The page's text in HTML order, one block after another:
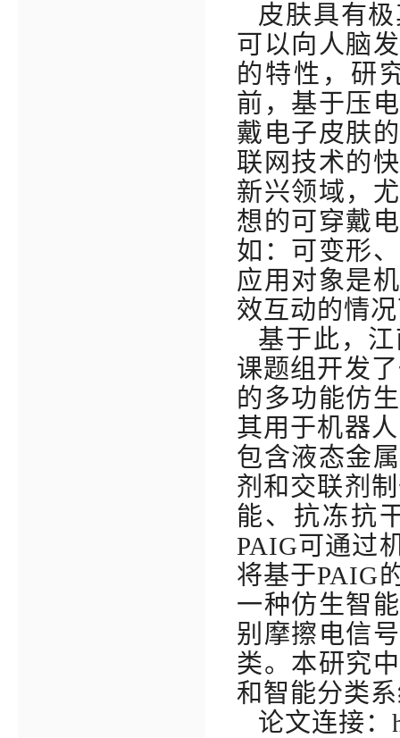
皮肤具有
可以向人脑
的特性，研
前，基于压
戴电子皮肤
联网技术的
新兴领域，
想的可穿戴
如：可变形
应用对象是
效互动的情
基于此，
课题组开发
的多功能仿
其用于机器
包含液态金
剂和交联剂
能、抗冻抗
PAIG可通过
将基于PAIG
一种仿生智
别摩擦电信
类。本研究
和智能分类
论文连接：